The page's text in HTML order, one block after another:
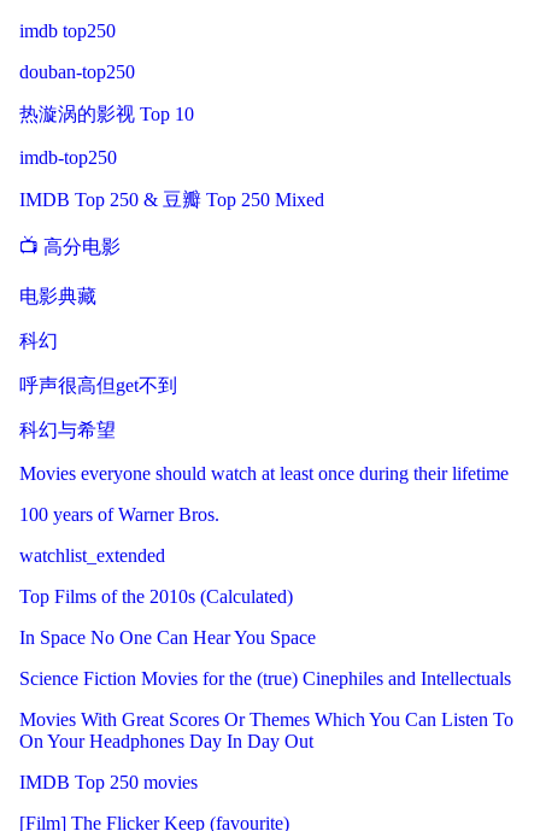
imdb top250
douban-top250
热漩涡的影视 Top 10
imdb-top250
IMDB Top 250 & 豆瓣 Top 250 Mixed
📺 高分电影
电影典藏
科幻
呼声很高但get不到
科幻与希望
Movies everyone should watch at least once during their lifetime
100 years of Warner Bros.
watchlist_extended
Top Films of the 2010s (Calculated)
In Space No One Can Hear You Space
Science Fiction Movies for the (true) Cinephiles and Intellectuals
Movies With Great Scores Or Themes Which You Can Listen To
On Your Headphones Day In Day Out
IMDB Top 250 movies
[Film] The Flicker Keep (favourite)